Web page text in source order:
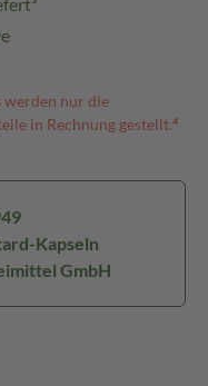
werden nur die
in Rechnung gestellt.⁴
Kapseln
GmbH